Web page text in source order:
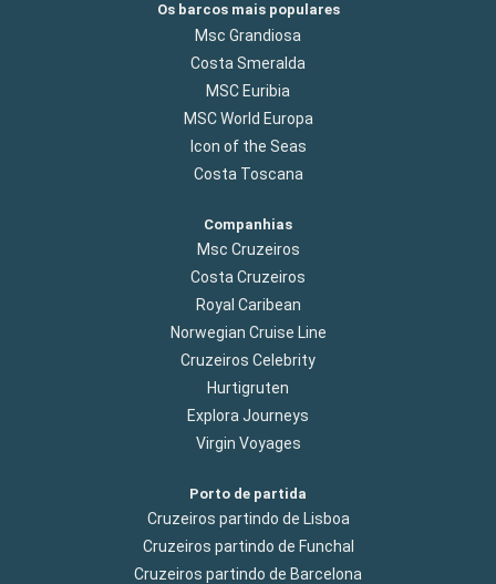
Os barcos mais populares
Msc Grandiosa
Costa Smeralda
MSC Euribia
MSC World Europa
Icon of the Seas
Costa Toscana
Companhias
Msc Cruzeiros
Costa Cruzeiros
Royal Caribean
Norwegian Cruise Line
Cruzeiros Celebrity
Hurtigruten
Explora Journeys
Virgin Voyages
Porto de partida
Cruzeiros partindo de Lisboa
Cruzeiros partindo de Funchal
Cruzeiros partindo de Barcelona